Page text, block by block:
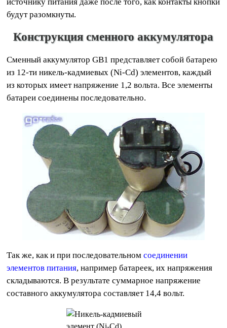
будут разомкнуты.
Конструкция сменного аккумулятора
Сменный аккумулятор GB1 представляет собой батарею
из 12-ти никель-кадмиевых (Ni-Cd) элементов, каждый
из которых имеет напряжение 1,2 вольта. Все элементы
батареи соединены последовательно.
Так же, как и при последовательномсоединении
элементов питания, например батареек, их напряжения
складываются. В результате суммарное напряжение
составного аккумулятора составляет 14,4 вольт.